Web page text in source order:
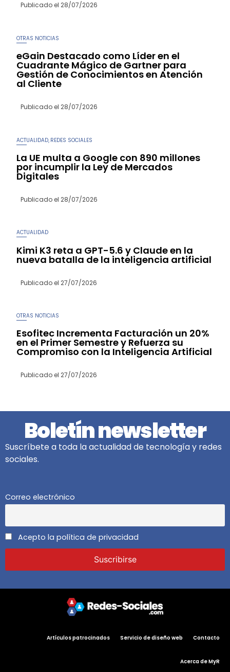
Publicado el 28/07/2026
OTRAS NOTICIAS
eGain Destacado como Líder en el
Cuadrante Mágico de Gartner para
Gestión de Conocimientos en Atención
al Cliente
Publicado el 28/07/2026
ACTUALIDAD REDES SOCIALES
La UE multa a Google con 890 millones
por incumplir la Ley de Mercados
Digitales
Publicado el 28/07/2026
ACTUALIDAD
Kimi K3 reta a GPT-5.6 y Claude en la
nueva batalla de la inteligencia artificial
Publicado el 27/07/2026
OTRAS NOTICIAS
Esofitec Incrementa Facturación un 20%
en el Primer Semestre y Refuerza su
Compromiso con la Inteligencia Artificial
Publicado el 27/07/2026
Boletín newsletter
Suscríbete a toda la actualidad de tecnología y redes
sociales.
Correo electrónico
Acepto la política de privacidad
Artículos patrocinados Servicio de diseño web Contacto
Acerca de MyR